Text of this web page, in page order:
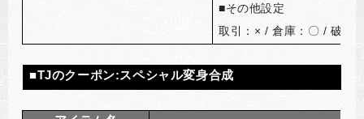
■その他設定
取引：× / 倉庫：〇 / 破棄
■TJのクーポン:スペシャル変身合成